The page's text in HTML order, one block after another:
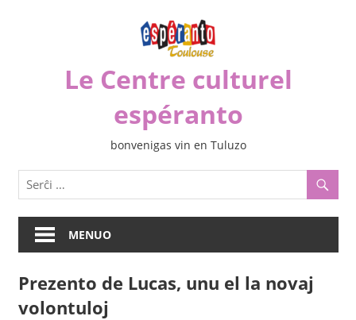
Le Centre culturel
espéranto
bonvenigas vin en Tuluzo
MENUO
Prezento de Lucas, unu el la novaj
volontuloj